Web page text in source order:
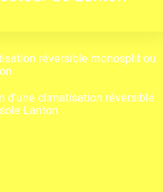
réversible monosplit ou
d'une climatisation réversible
Lanton